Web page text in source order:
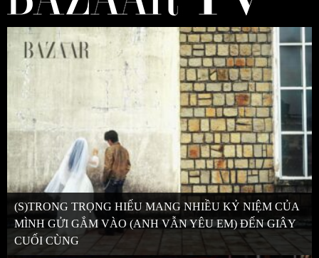
(S)TRONG TRỌNG HIẾU MANG NHIỀU KỶ NIỆM CỦA
MÌNH GỬI GẮM VÀO (ANH VẪN YÊU EM) ĐẾN GIÂY
CUỐI CÙNG